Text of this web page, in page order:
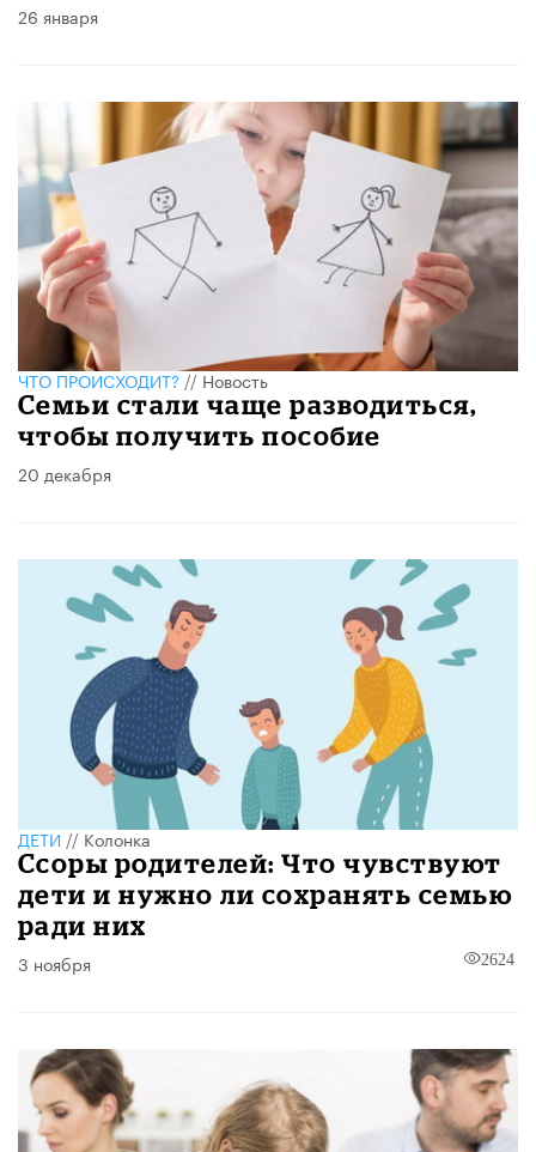
26 января
ЧТО ПРОИСХОДИТ?//Новость
Семьи стали чаще разводиться,
чтобы получить пособие
20 декабря
ДЕТИ//Колонка
Ссоры родителей: Что чувствуют
дети и нужно ли сохранять семью
ради них
3 ноября 2624